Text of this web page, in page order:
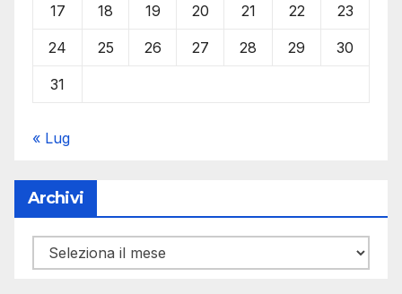
17 18 19 20 21 22 23
24 25 26 27 28 29 30
31
« Lug
Archivi
Archivi